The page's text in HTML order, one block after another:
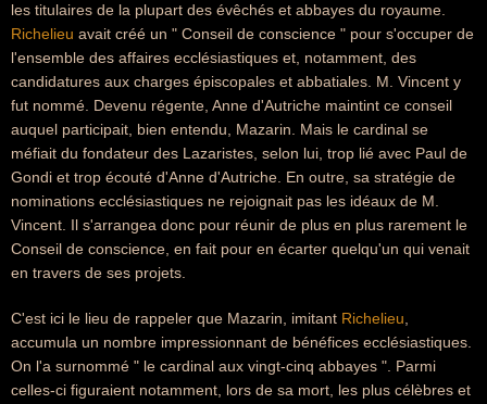
les titulaires de la plupart des évêchés et abbayes du royaume.
Richelieu avait créé un " Conseil de conscience " pour s'occuper de
l'ensemble des affaires ecclésiastiques et, notamment, des
candidatures aux charges épiscopales et abbatiales. M. Vincent y
fut nommé. Devenu régente, Anne d'Autriche maintint ce conseil
auquel participait, bien entendu, Mazarin. Mais le cardinal se
méfiait du fondateur des Lazaristes, selon lui, trop lié avec Paul de
Gondi et trop écouté d'Anne d'Autriche. En outre, sa stratégie de
nominations ecclésiastiques ne rejoignait pas les idéaux de M.
Vincent. Il s'arrangea donc pour réunir de plus en plus rarement le
Conseil de conscience, en fait pour en écarter quelqu'un qui venait
en travers de ses projets.
C'est ici le lieu de rappeler que Mazarin, imitant Richelieu
accumula un nombre impressionnant de bénéfices ecclésiastiques.
On l'a surnommé " le cardinal aux vingt-cinq abbayes ". Parmi
celles-ci figuraient notamment, lors de sa mort, les plus célèbres et